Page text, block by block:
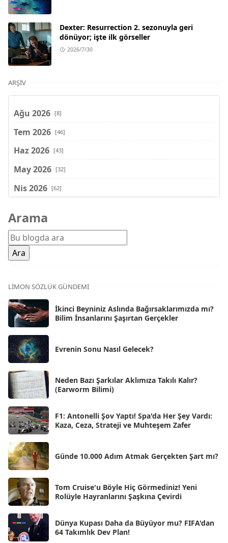
Dexter: Resurrection 2. sezonuyla geri
dönüyor; işte ilk görseller
2026/7/30
ARŞIV
Ağu 2026 [8]
Tem 2026 [46]
Haz 2026 [43]
May 2026 [32]
Nis 2026 [62]
Şub 2026
Oca 2026 [72]
Ara 2025
Kas 2025
Eki 2025
Eyl 2025 [56]
Ağu 2025
Tem 2025
Haz 2025
May 2025 [54]
Nis 2025 [56]
Mar 2025 [50]
Şub 2025
Oca 2025
Ara 2024 [25]
Kas 2024
Eki 2024 [46]
Arama
LIMON SÖZLÜK GÜNDEMI
İkinci Beyniniz Aslında Bağırsaklarımızda mı?
Bilim İnsanlarını Şaşırtan Gerçekler
Evrenin Sonu Nasıl Gelecek?
Neden Bazı Şarkılar Aklımıza Takılı Kalır?
(Earworm Bilimi)
F1: Antonelli Şov Yaptı! Spa'da Her Şey Vardı:
Kaza, Ceza, Strateji ve Muhteşem Zafer
Günde 10.000 Adım Atmak Gerçekten Şart mı?
Tom Cruise'u Böyle Hiç Görmediniz! Yeni
Rolüyle Hayranlarını Şaşkına Çevirdi
Dünya Kupası Daha da Büyüyor mu? FIFA'dan
64 Takımlık Dev Plan!